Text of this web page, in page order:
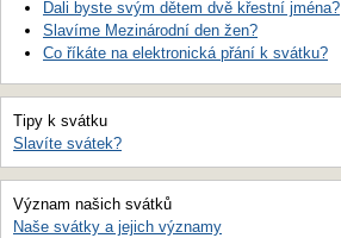
Dali byste svým dětem dvě křestní jména?
Slavíme Mezinárodní den žen?
Co říkáte na elektronická přání k svátku?
Tipy k svátku
Slavíte svátek?
Význam našich svátků
Naše svátky a jejich významy